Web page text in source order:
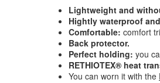
Lightweight and
Hightly waterproof
Comfortable: comfort
Back protector.
Perfect holding: you
RETHIOTEX® heat
You can worn it with the